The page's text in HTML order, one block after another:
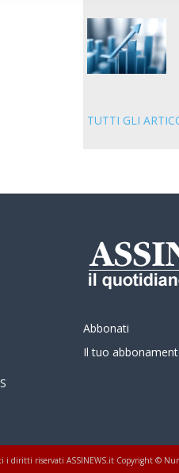
TUTTI GLI
Abbonati
Il tuo
i diritti riservati ASSINEWS.it Copyright ©